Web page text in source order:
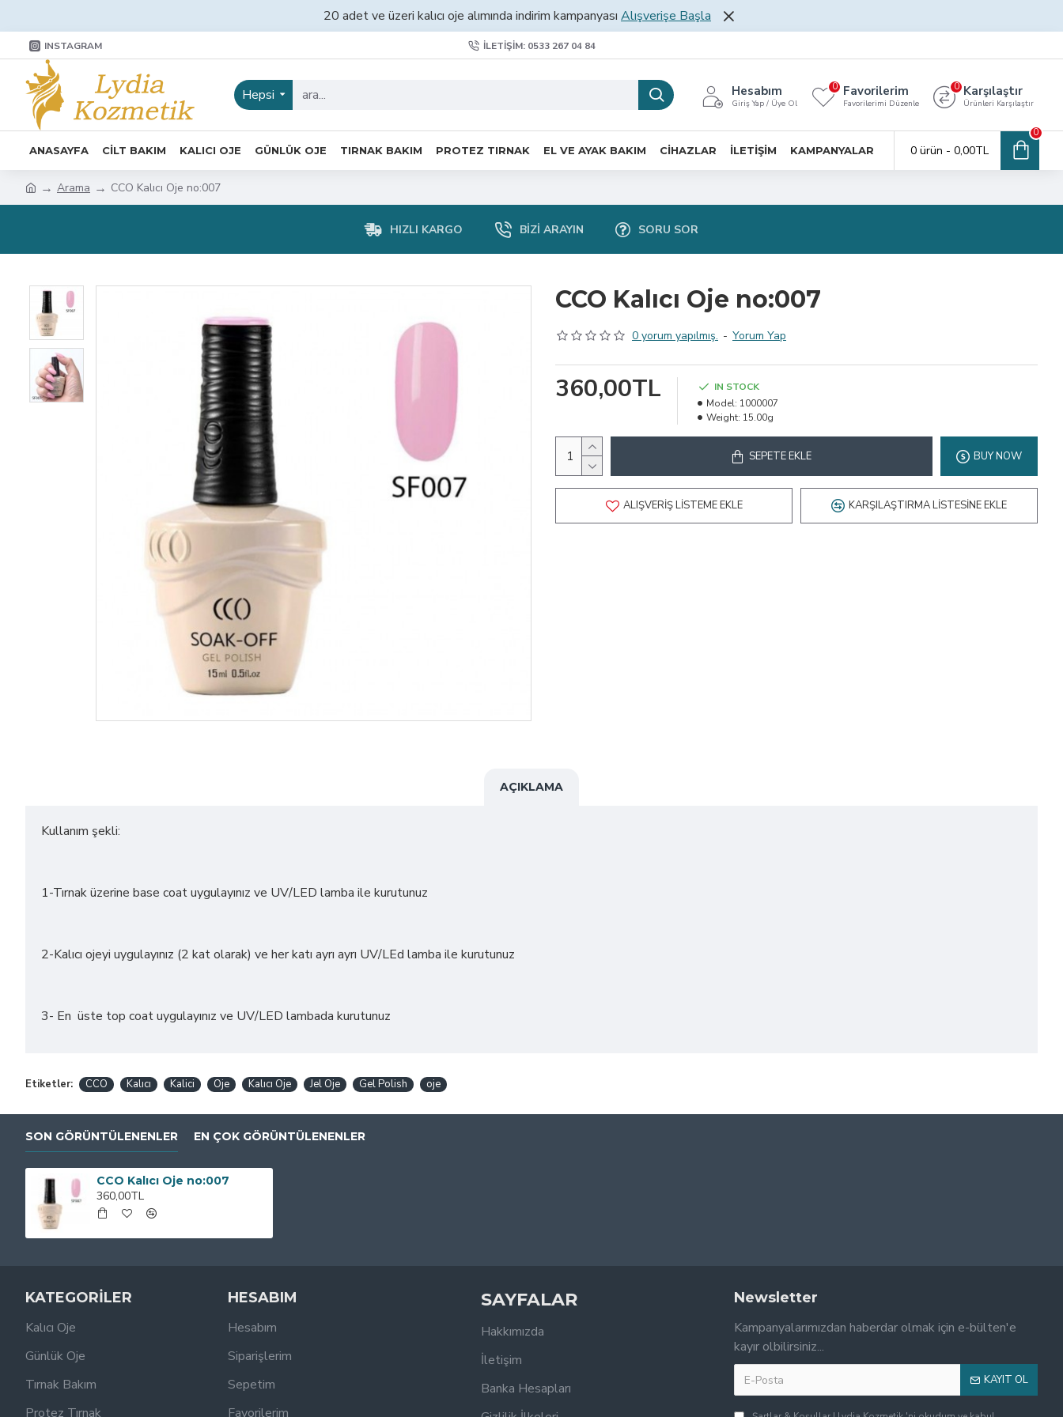
20 adet ve üzeri kalıcı oje alımında indirim kampanyası Alışverişe Başla
INSTAGRAM İLETIŞIM: 0533 267 04 84
Hepsi Hesabım
Giriş Yap / Üye Ol
Favorilerim
Favorilerimi Düzenle
0 Karşılaştır
Ürünleri Karşılaştır
0
ANASAYFA CİLT BAKIM KALICI OJE GÜNLÜK OJE TIRNAK BAKIM PROTEZ TIRNAK EL VE AYAK BAKIM CİHAZLAR İLETİŞİM KAMPANYALAR 0 ürün - 0,00TL
0
Arama CCO Kalıcı Oje no:007
HIZLI KARGO BIZI ARAYIN SORU SOR
CCO Kalıcı Oje no:007
0 yorum yapılmış. - Yorum Yap
360,00TL
IN STOCK
Model: 1000007
Weight: 15.00g
SEPETE EKLE BUY NOW
ALIŞVERIŞ LISTEME EKLE KARŞILAŞTIRMA LISTESINE EKLE
AÇIKLAMA
Kullanım şekli:
1-Tırnak üzerine base coat uygulayınız ve UV/LED lamba ile kurutunuz
2-Kalıcı ojeyi uygulayınız (2 kat olarak) ve her katı ayrı ayrı UV/LEd lamba ile kurutunuz
3- En üste top coat uygulayınız ve UV/LED lambada kurutunuz
Etiketler: CCO Kalıcı Kalici Oje Kalıcı Oje Jel Oje Gel Polish oje
SON GÖRÜNTÜLENENLER EN ÇOK GÖRÜNTÜLENENLER
CCO Kalıcı Oje no:007
360,00TL
KATEGORİLER
Kalıcı Oje
Günlük Oje
Tırnak Bakım
Protez Tırnak
HESABIM
Hesabım
Siparişlerim
Sepetim
Favorilerim
SAYFALAR
Hakkımızda
İletişim
Banka Hesapları
Newsletter
Kampanyalarımızdan haberdar olmak için e-bülten'e
kayır olbilirsiniz...
KAYIT OL